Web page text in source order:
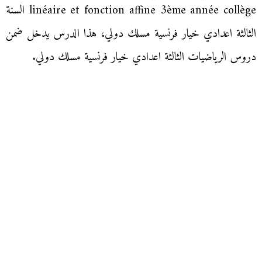
linéaire et fonction affine 3ème année collège السنة
الثالثة اعدادي خيار فرنسية مسلك دولي، هذا الدرس يدخل ضمن
دروس الرياضيات الثالثة اعدادي خيار فرنسية مسلك دولي.